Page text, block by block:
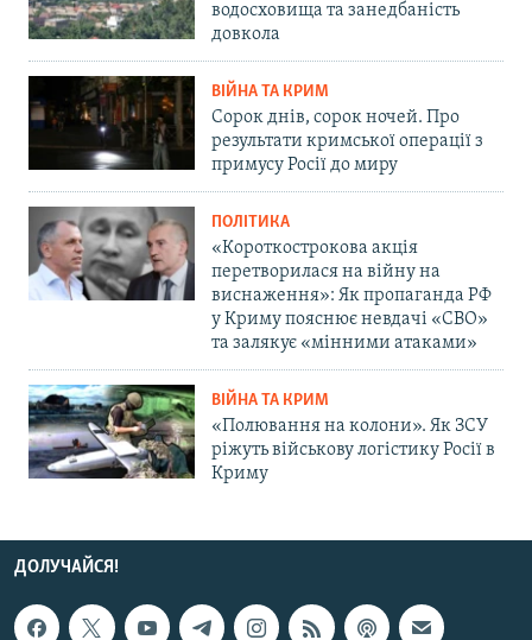
водосховища та занедбаність
довкола
ВІЙНА ТА КРИМ
Сорок днів, сорок ночей. Про
результати кримської операції з
примусу Росії до миру
ПОЛІТИКА
«Короткострокова акція
перетворилася на війну на
виснаження»: Як пропаганда РФ
у Криму пояснює невдачі «СВО»
та залякує «мінними атаками»
ВІЙНА ТА КРИМ
«Полювання на колони». Як ЗСУ
ріжуть військову логістику Росії в
Криму
ДОЛУЧАЙСЯ!